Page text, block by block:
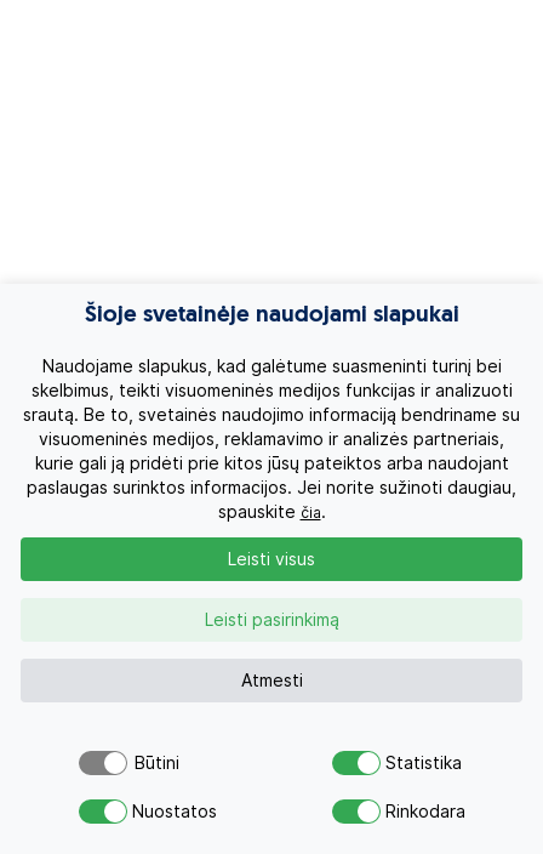
Dažniausi klausimai
Viskas, ką verta žinoti prieš rezervuojant šią kelionę.
Kokie yra vietiniai paplūdimiai?
Ką būtina pamatyti Bodrume?
03 Kokios ekskursijos ir dienos kelionės siūlomos?
Koks Bodrumo naktinis gyvenimas?
Savo svajonių atostogoms
Šioje svetainėje naudojami slapukai
Naudojame slapukus, kad galėtume suasmeninti turinį bei
skelbimus, teikti visuomeninės medijos funkcijas ir analizuoti
srautą. Be to, svetainės naudojimo informaciją bendriname su
visuomeninės medijos, reklamavimo ir analizės partneriais,
kurie gali ją pridėti prie kitos jūsų pateiktos arba naudojant
paslaugas surinktos informacijos. Jei norite sužinoti daugiau,
spauskite čia.
Atmesti
Leisti pasirinkimą
Leisti visus
Būtini Statistika
Nuostatos Rinkodara